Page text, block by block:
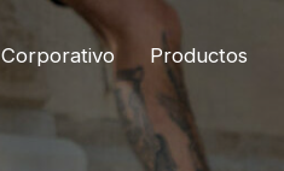
Corporativo Productos